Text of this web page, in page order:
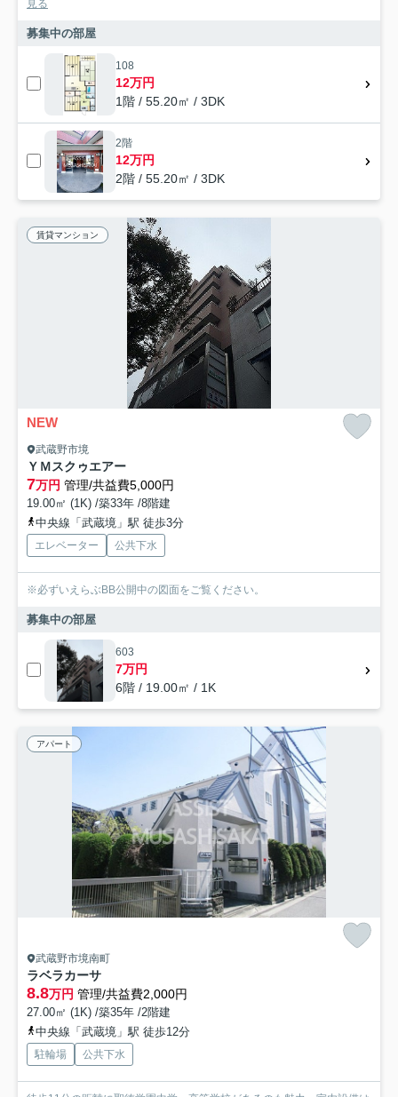
見る
募集中の部屋
108
12万円
1階 / 55.20㎡ / 3DK
2階
12万円
2階 / 55.20㎡ / 3DK
賃貸マンション
NEW
武蔵野市境
ＹＭスクゥエアー
7万円 管理/共益費5,000円
19.00㎡ (1K) /築33年 /8階建
中央線「武蔵境」駅 徒歩3分
エレベーター 公共下水
※必ずいえらぶBB公開中の図面をご覧ください。
募集中の部屋
603
7万円
6階 / 19.00㎡ / 1K
アパート
武蔵野市境南町
ラベラカーサ
8.8万円 管理/共益費2,000円
27.00㎡ (1K) /築35年 /2階建
中央線「武蔵境」駅 徒歩12分
駐輪場 公共下水